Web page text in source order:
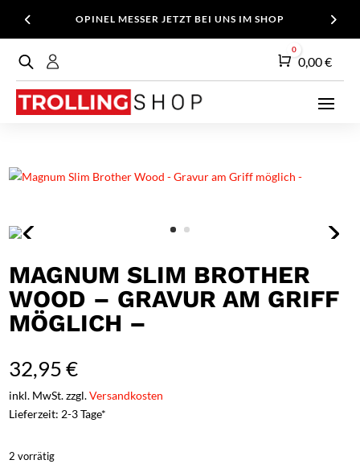
OPINEL MESSER JETZT BEI UNS IM SHOP
Warenkorb
0
0,00€
MAGNUM SLIM BROTHER
WOOD – GRAVUR AM GRIFF
MÖGLICH –
32,95€
inkl. MwSt. zzgl.Versandkosten
Lieferzeit: 2-3 Tage*
2 vorrätig